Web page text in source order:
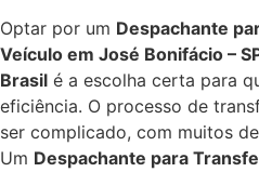
Optar por um Despachante
Veículo em José Bonifácio –
Brasil é a escolha certa para
eficiência. O processo de
ser complicado, com muitos
Um Despachante para